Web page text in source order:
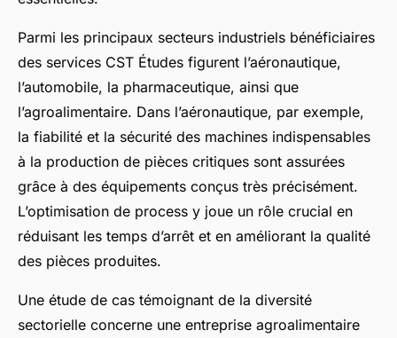
Parmi les principaux secteurs industriels bénéficiaires
des services CST Études figurent l’aéronautique,
l’automobile, la pharmaceutique, ainsi que
l’agroalimentaire. Dans l’aéronautique, par exemple,
la fiabilité et la sécurité des machines indispensables
à la production de pièces critiques sont assurées
grâce à des équipements conçus très précisément.
L’optimisation de process y joue un rôle crucial en
réduisant les temps d’arrêt et en améliorant la qualité
des pièces produites.
Une étude de cas témoignant de la diversité
sectorielle concerne une entreprise agroalimentaire